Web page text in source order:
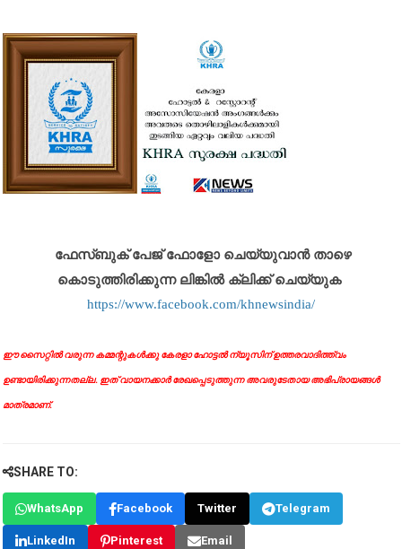
ഫേസ്ബുക് പേജ് ഫോളോ ചെയ്യുവാൻ താഴെ
കൊടുത്തിരിക്കുന്ന ലിങ്കിൽ ക്ലിക്ക് ചെയ്യുക
https://www.facebook.com/khnewsindia/
ഈ സൈറ്റിൽ വരുന്ന കമ്മന്റുകൾക്കു കേരളാ ഹോട്ടൽ ന്യൂസിന് ഉത്തരവാദിത്ത്വം
ഉണ്ടായിരിക്കുന്നതല്ല. ഇത് വായനക്കാർ രേഖപ്പെടുത്തുന്ന അവരുടേതായ അഭിപ്രായങ്ങൾ
മാത്രമാണ്.
SHARE TO:
WhatsApp Facebook Twitter Telegram
LinkedIn Pinterest Email